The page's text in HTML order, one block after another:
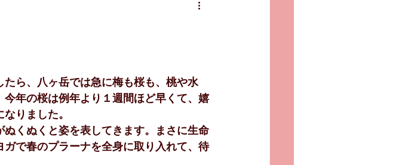
ら、八ヶ岳では急に梅も桜も、桃や水
年の桜は例年より１週間ほど早くて、嬉
りました。
くぬくと姿を表してきます。まさに生命
で春のプラーナを全身に取り入れて、待